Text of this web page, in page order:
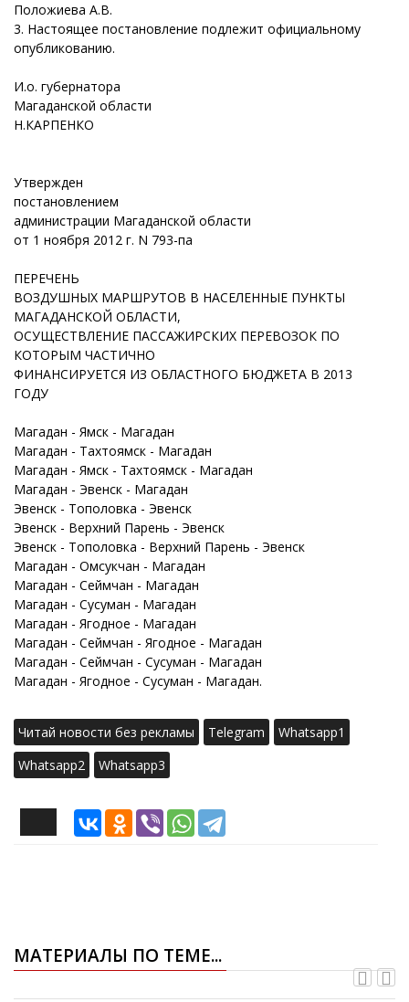
Положиева А.В.
3. Настоящее постановление подлежит официальному
опубликованию.
И.о. губернатора
Магаданской области
Н.КАРПЕНКО
Утвержден
постановлением
администрации Магаданской области
от 1 ноября 2012 г. N 793-па
ПЕРЕЧЕНЬ
ВОЗДУШНЫХ МАРШРУТОВ В НАСЕЛЕННЫЕ ПУНКТЫ
МАГАДАНСКОЙ ОБЛАСТИ,
ОСУЩЕСТВЛЕНИЕ ПАССАЖИРСКИХ ПЕРЕВОЗОК ПО
КОТОРЫМ ЧАСТИЧНО
ФИНАНСИРУЕТСЯ ИЗ ОБЛАСТНОГО БЮДЖЕТА В 2013
ГОДУ
Магадан - Ямск - Магадан
Магадан - Тахтоямск - Магадан
Магадан - Ямск - Тахтоямск - Магадан
Магадан - Эвенск - Магадан
Эвенск - Тополовка - Эвенск
Эвенск - Верхний Парень - Эвенск
Эвенск - Тополовка - Верхний Парень - Эвенск
Магадан - Омсукчан - Магадан
Магадан - Сеймчан - Магадан
Магадан - Сусуман - Магадан
Магадан - Ягодное - Магадан
Магадан - Сеймчан - Ягодное - Магадан
Магадан - Сеймчан - Сусуман - Магадан
Магадан - Ягодное - Сусуман - Магадан.
Читай новости без рекламы Telegram
Whatsapp1
Whatsapp2
Whatsapp3
МАТЕРИАЛЫ ПО ТЕМЕ...